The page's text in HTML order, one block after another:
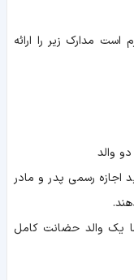
کودکان زیر 12 سال لازم است مدارک زیر را ارائه
والد
اجازه رسمی پدر و مادر
یک والد حضانت کامل